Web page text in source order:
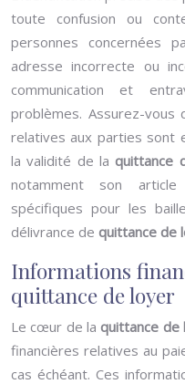
toute confusion ou
personnes concernées
adresse incorrecte ou
communication et
problèmes. Assurez-
relatives aux parties sont
la validité de laquittance
notamment son
spécifiques pour les
délivrance de quittance de
Informations
quittance de loyer
Le cœur de laquittance
financières relatives au
cas échéant. Ces